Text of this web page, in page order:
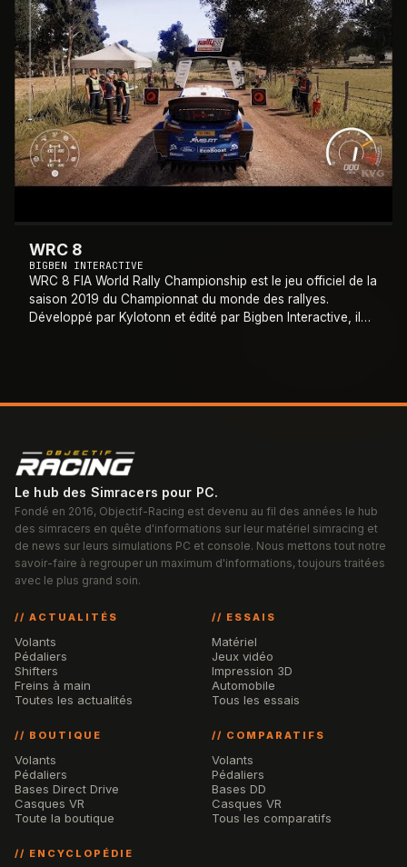
WRC 8
BIGBEN INTERACTIVE
WRC 8 FIA World Rally Championship est le jeu officiel de la
saison 2019 du Championnat du monde des rallyes.
Développé par Kylotonn et édité par Bigben Interactive, il
Le hub des Simracers pour PC.
Fondé en 2016, Objectif-Racing est devenu au fil des années le hub
des simracers en quête d'informations sur leur matériel simracing et
de news sur leurs simulations PC et console. Nous mettons tout notre
savoir-faire à regrouper un maximum d'informations, toujours traitées
avec le plus grand soin.
// ACTUALITÉS
Volants
Pédaliers
Shifters
Freins à main
Toutes les actualités
// ESSAIS
Matériel
Jeux vidéo
Impression 3D
Automobile
Tous les essais
// BOUTIQUE
Volants
Pédaliers
Bases Direct Drive
Casques VR
Toute la boutique
// COMPARATIFS
Volants
Pédaliers
Bases DD
Casques VR
Tous les comparatifs
// ENCYCLOPÉDIE